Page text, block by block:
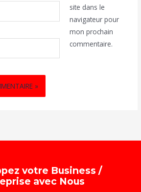
site dans le
navigateur pour
mon prochain
commentaire.
votre Business /
avec Nous